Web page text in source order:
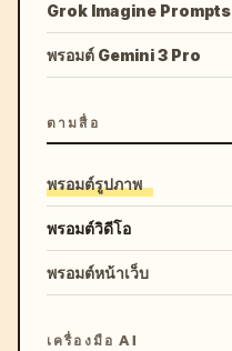
Grok Imagine Prompts
พรอมต์ Gemini 3 Pro
ตามสื่อ
พรอมต์รูปภาพ
พรอมต์วิดีโอ
พรอมต์หน้าเว็บ
เครื่องมือ AI